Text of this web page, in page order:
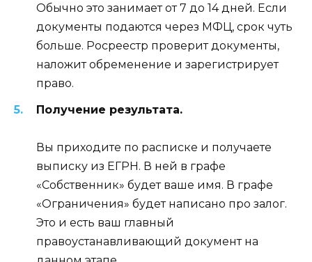
Обычно это занимает от 7 до 14 дней. Если
документы подаются через МФЦ, срок чуть
больше. Росреестр проверит документы,
наложит обременение и зарегистрирует
право.
Получение результата.
Вы приходите по расписке и получаете
выписку из ЕГРН. В ней в графе
«Собственник» будет ваше имя. В графе
«Ограничения» будет написано про залог.
Это и есть ваш главный
правоустанавливающий документ на